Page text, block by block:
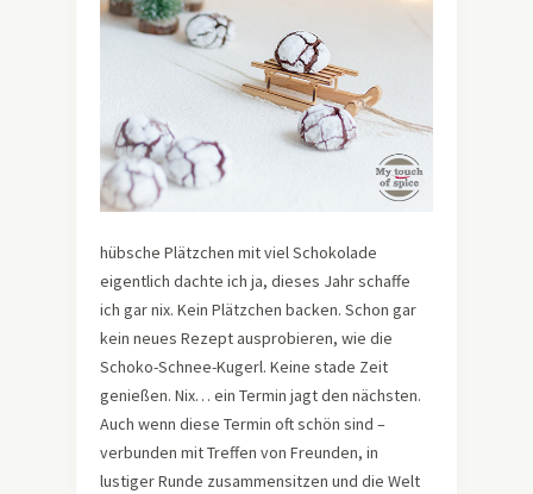
hübsche Plätzchen mit viel Schokolade
eigentlich dachte ich ja, dieses Jahr schaffe
ich gar nix. Kein Plätzchen backen. Schon gar
kein neues Rezept ausprobieren, wie die
Schoko-Schnee-Kugerl. Keine stade Zeit
genießen. Nix… ein Termin jagt den nächsten.
Auch wenn diese Termin oft schön sind –
verbunden mit Treffen von Freunden, in
lustiger Runde zusammensitzen und die Welt